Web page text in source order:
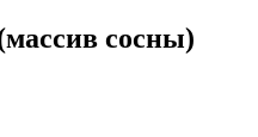
сосны)